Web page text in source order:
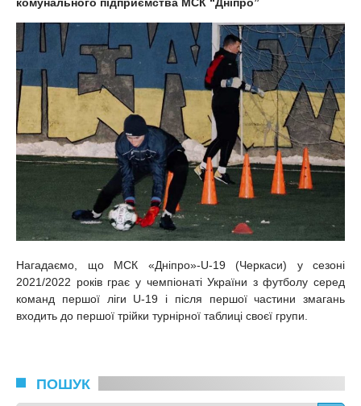
Нагадаємо, що МСК «Дніпро»-U-19 (Черкаси) у сезоні
2021/2022 років грає у чемпіонаті України з футболу серед
команд першої ліги U-19 і після першої частини змагань
входить до першої трійки турнірної таблиці своєї групи.
ПОШУК